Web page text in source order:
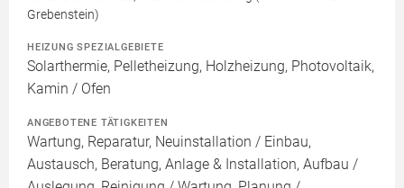
Grebenstein)
HEIZUNG SPEZIALGEBIETE
Solarthermie, Pelletheizung, Holzheizung, Photovoltaik,
Kamin / Ofen
ANGEBOTENE TÄTIGKEITEN
Wartung, Reparatur, Neuinstallation / Einbau,
Austausch, Beratung, Anlage & Installation, Aufbau /